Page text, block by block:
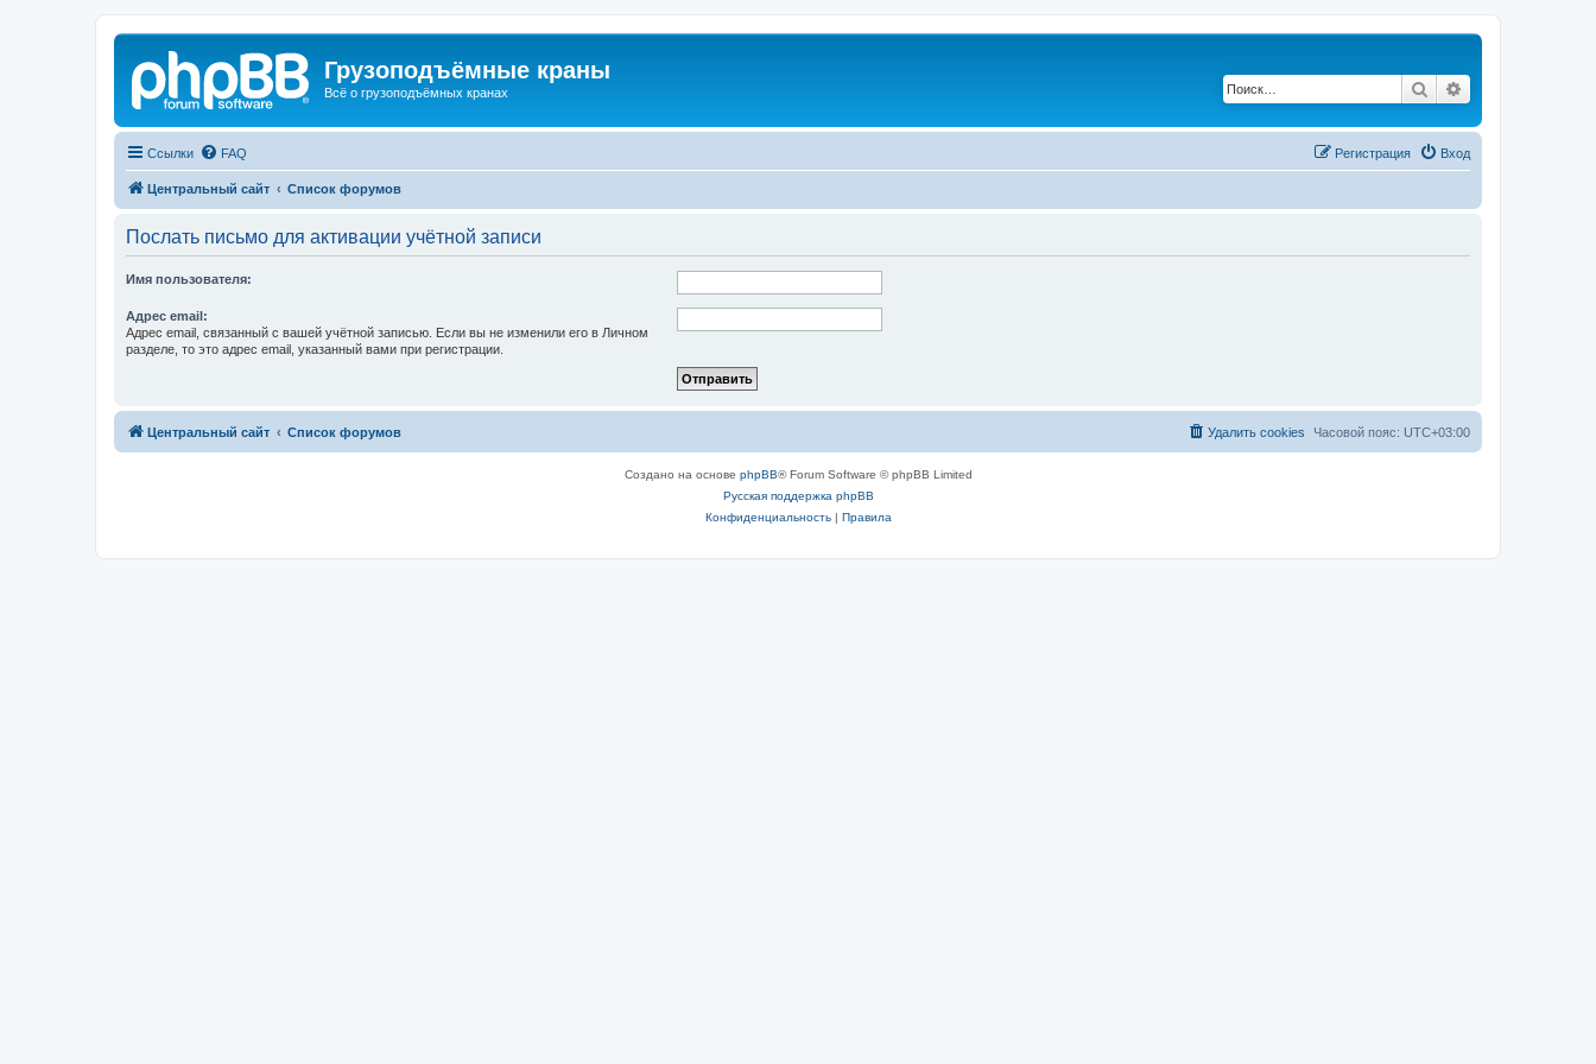
Грузоподъёмные краны
Всё о грузоподъёмных кранах Поиск
Ссылки FAQ Вход
Регистрация
Центральный сайт Список форумов
Послать письмо для активации учётной записи
Имя пользователя:
Адрес email:
Адрес email, связанный с вашей учётной записью. Если вы не изменили его в Личном
разделе, то это адрес email, указанный вами при регистрации.
Центральный сайт Список форумов Часовой пояс: UTC+03:00
Удалить cookies
Создано на основе phpBB® Forum Software © phpBB Limited
Русская поддержка phpBB
Конфиденциальность| Правила